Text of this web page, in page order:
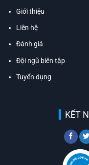
Giới thiệu
Liên hệ
Đánh giá
Đội ngũ biên tập
Tuyển dụng
KẾT